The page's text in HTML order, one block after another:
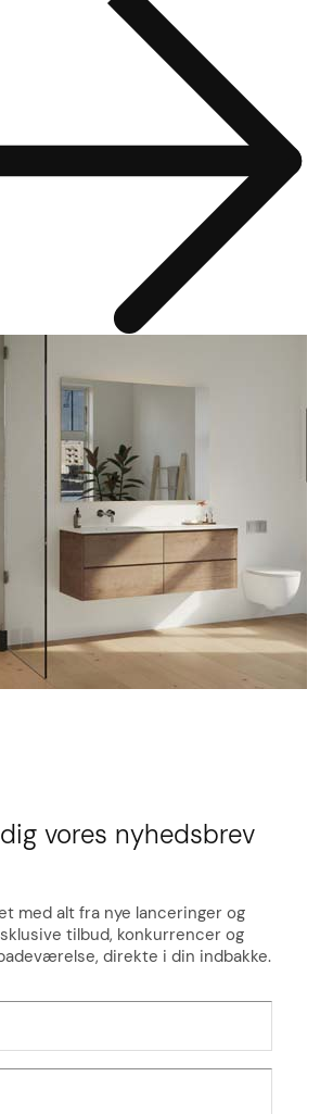
vores nyhedsbrev
med alt fra nye lanceringer og
tilbud, konkurrencer og
direkte i din indbakke.